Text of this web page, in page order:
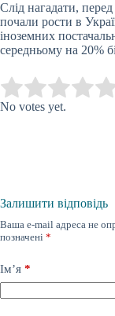
Слід нагадати,
почали рости в
іноземних
середньому на 20%
Rate this item:
No votes yet.
Залишити відповідь
Ваша e-mail адреса не
позначені *
Ім’я *